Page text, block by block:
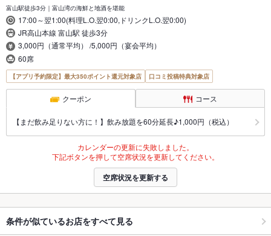
富山駅徒歩3分｜富山湾の海鮮と地酒を堪能
17:00～翌1:00(料理L.O.翌0:00,ドリンクL.O.翌0:00)
JR高山本線 富山駅 徒歩3分
3,000円（通常平均） /5,000円（宴会平均）
60席
【アプリ予約限定】最大350ポイント還元対象店 口コミ投稿特典対象店
クーポン コース
【まだ飲み足りない方に！】飲み放題を60分延長♪1,000円（税込）
カレンダーの更新に失敗しました。
下記ボタンを押して空席状況を更新してください。
空席状況を更新する
条件が似ているお店をすべて見る